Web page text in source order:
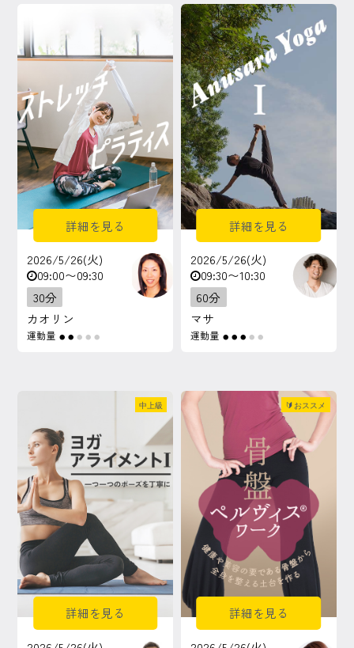
詳細を見る
2026/5/26(火)
09:00〜09:30
30分
カオリン
運動量 ● ● ● ● ●
詳細を見る
2026/5/26(火)
09:30〜10:30
60分
マサ
運動量 ● ● ● ● ●
中上級
詳細を見る
🔰おススメ
詳細を見る